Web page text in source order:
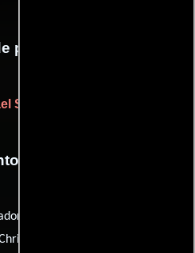
producción
S. Bolton
de maquillaje
Walas Inc.),